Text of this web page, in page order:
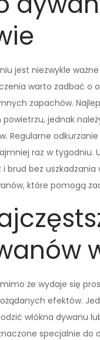
jest niezwykle
warto zadbać o
zapachów.
jednak
Regularne
raz w tygodniu.
brud bez
które pomogą
że wydaje się
efektów.
włókna dywanu
specjalnie